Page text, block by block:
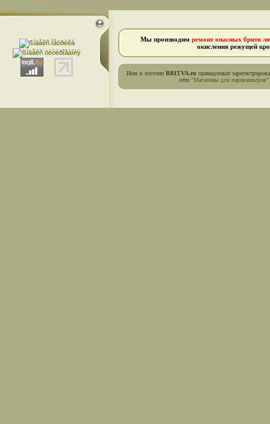
Мы производим ремонт опасных бритв
окисления режущей
Имя и логотип BRITVA.ru принадлежат
сети "Магазины для парикмахеров"